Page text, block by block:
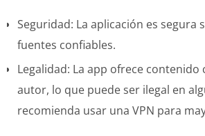
Seguridad: La aplicación es segura
fuentes confiables.
Legalidad: La app ofrece contenido
autor, lo que puede ser ilegal en
recomienda usar una VPN para